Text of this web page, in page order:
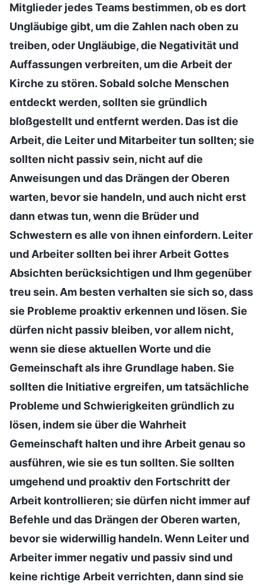
Mitglieder jedes Teams bestimmen, ob es dort
Ungläubige gibt, um die Zahlen nach oben zu
treiben, oder Ungläubige, die Negativität und
Auffassungen verbreiten, um die Arbeit der
Kirche zu stören. Sobald solche Menschen
entdeckt werden, sollten sie gründlich
bloßgestellt und entfernt werden. Das ist die
Arbeit, die Leiter und Mitarbeiter tun sollten; sie
sollten nicht passiv sein, nicht auf die
Anweisungen und das Drängen der Oberen
warten, bevor sie handeln, und auch nicht erst
dann etwas tun, wenn die Brüder und
Schwestern es alle von ihnen einfordern. Leiter
und Arbeiter sollten bei ihrer Arbeit Gottes
Absichten berücksichtigen und Ihm gegenüber
treu sein. Am besten verhalten sie sich so, dass
sie Probleme proaktiv erkennen und lösen. Sie
dürfen nicht passiv bleiben, vor allem nicht,
wenn sie diese aktuellen Worte und die
Gemeinschaft als ihre Grundlage haben. Sie
sollten die Initiative ergreifen, um tatsächliche
Probleme und Schwierigkeiten gründlich zu
lösen, indem sie über die Wahrheit
Gemeinschaft halten und ihre Arbeit genau so
ausführen, wie sie es tun sollten. Sie sollten
umgehend und proaktiv den Fortschritt der
Arbeit kontrollieren; sie dürfen nicht immer auf
Befehle und das Drängen der Oberen warten,
bevor sie widerwillig handeln. Wenn Leiter und
Arbeiter immer negativ und passiv sind und
keine richtige Arbeit verrichten, dann sind sie